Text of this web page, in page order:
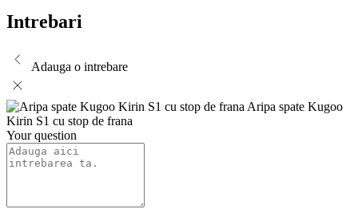
Intrebari
Adauga o intrebare
Aripa spate Kugoo
Kirin S1 cu stop de frana
Your question